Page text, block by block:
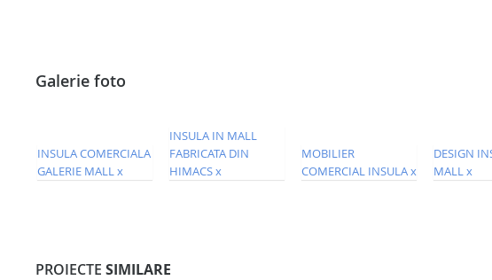
Galerie foto
PROIECTE SIMILARE